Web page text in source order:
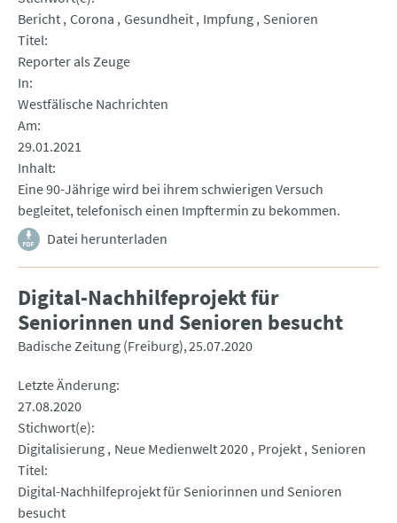
Bericht Corona Gesundheit Impfung Senioren
Titel
Reporter als Zeuge
In
Westfälische Nachrichten
Am
29.01.2021
Inhalt
Eine 90-Jährige wird bei ihrem schwierigen Versuch
begleitet, telefonisch einen Impftermin zu bekommen.
Datei herunterladen
Digital-Nachhilfeprojekt für
Seniorinnen und Senioren besucht
Badische Zeitung (Freiburg) 25.07.2020
Letzte Änderung
27.08.2020
Stichwort(e)
Digitalisierung Neue Medienwelt 2020 Projekt Senioren
Titel
Digital-Nachhilfeprojekt für Seniorinnen und Senioren
besucht